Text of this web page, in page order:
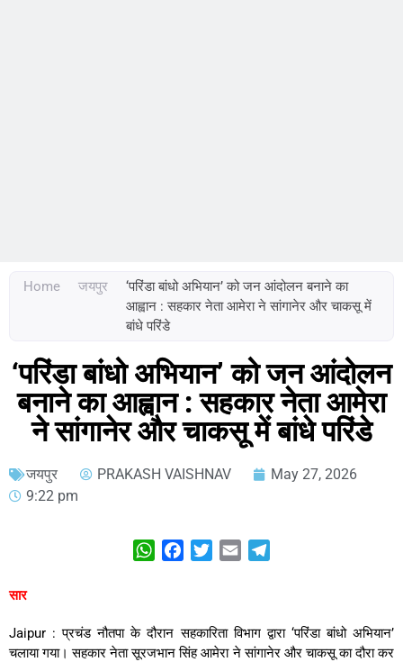
Home जयपुर
‘परिंडा बांधो अभियान’ को जन आंदोलन बनाने का
आह्वान : सहकार नेता आमेरा ने सांगानेर और चाकसू में
बांधे परिंडे
‘परिंडा बांधो अभियान’ को जन आंदोलन
बनाने का आह्वान : सहकार नेता आमेरा
ने सांगानेर और चाकसू में बांधे परिंडे
जयपुर PRAKASH VAISHNAV
May 27, 2026
9:22 pm
WhatsAppFacebookTwitterEmail
सार
Jaipur : प्रचंड नौतपा के दौरान सहकारिता विभाग द्वारा ‘परिंडा बांधो अभियान’
चलाया गया। सहकार नेता सूरजभान सिंह आमेरा ने सांगानेर और चाकसू का दौरा कर